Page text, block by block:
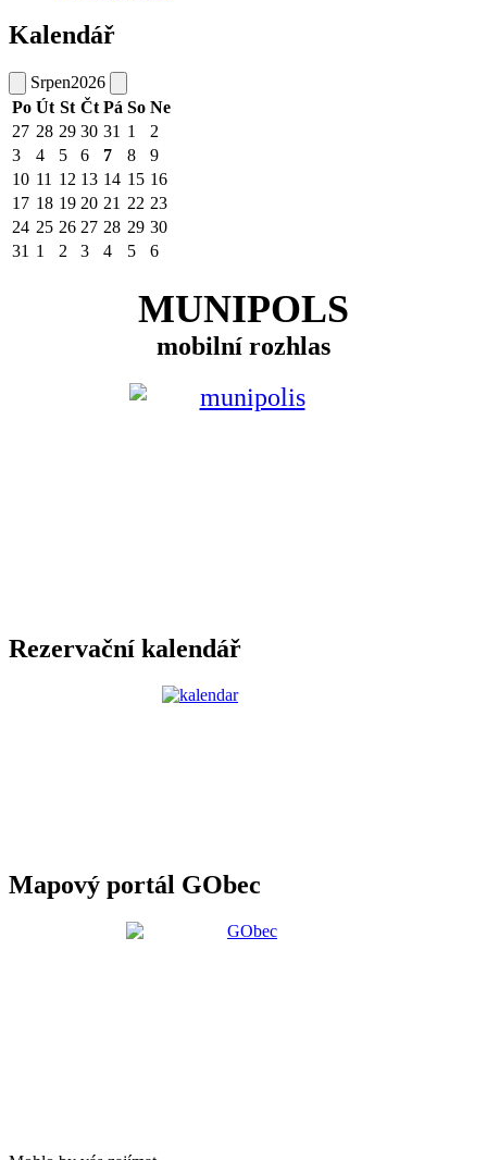
Kalendář
Srpen2026
Po Út St Čt Pá So Ne
27 28 29 30 31 1
2
3
4 5 6 7 8
9
10 11 12 13 14 15 16
17 18 19 20 21 22 23
24 25 26 27 28 29 30
31 1 2 3 4 5 6
MUNIPOLS
mobilní rozhlas
Rezervační kalendář
Mapový portál GObec